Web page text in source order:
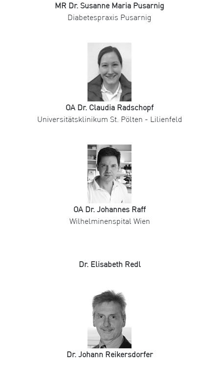
MR Dr. Susanne Maria Pusarnig
Diabetespraxis Pusarnig
OA Dr. Claudia Radschopf
Universitätsklinikum St. Pölten - Lilienfeld
OA Dr. Johannes Raff
Wilhelminenspital Wien
Dr. Elisabeth Redl
Dr. Johann Reikersdorfer